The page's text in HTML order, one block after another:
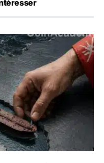
avec Oman sur une